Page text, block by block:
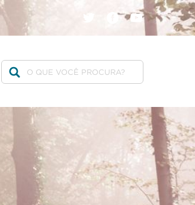
facebookyoutube